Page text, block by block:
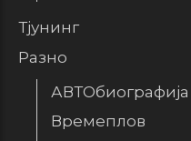
Тјунинг
Разно
АВТОбиографија
Времеплов